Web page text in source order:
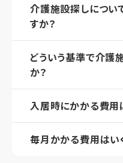
介護施設探しについ
すか？
どういう基準で介護
か？
入居時にかかる費用
毎月かかる費用はい